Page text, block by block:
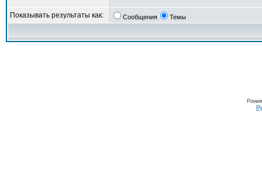
Показывать результаты как: Сообщения Темы